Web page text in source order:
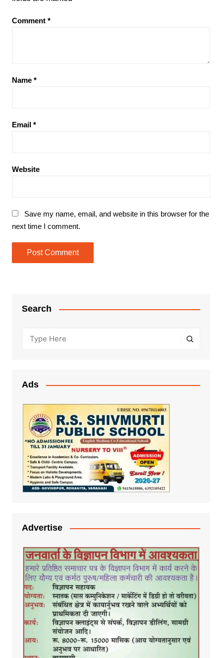
Comment *
Name *
Email *
Website
Save my name, email, and website in this browser for the
next time I comment.
Search
Ads
Advertise